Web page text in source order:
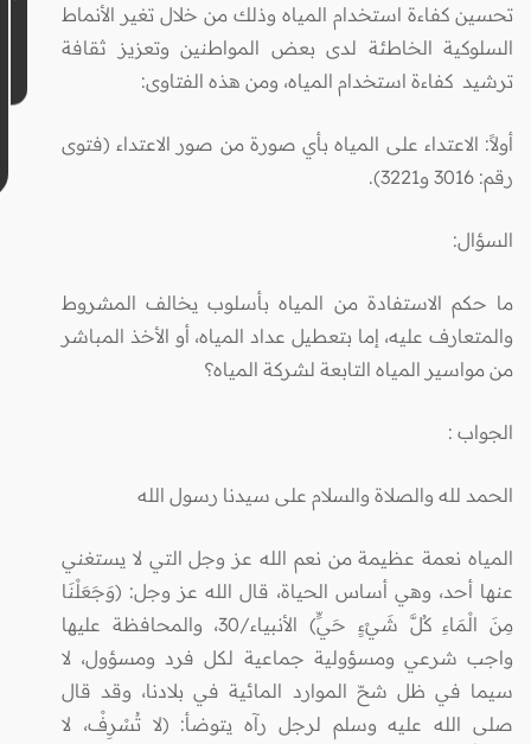
تحسين كفاءة استخدام المياه وذلك من خلال تغير الأنماط
السلوكية الخاطئة لدى بعض المواطنين وتعزيز ثقافة
ترشيد كفاءة استخدام المياه، ومن هذه الفتاوى:
أولاً: الاعتداء على المياه بأي صورة من صور الاعتداء (فتوى
رقم: 3016 و3221).
السؤال:
ما حكم الاستفادة من المياه بأسلوب يخالف المشروط
والمتعارف عليه، إما بتعطيل عداد المياه، أو الأخذ المباشر
من مواسير المياه التابعة لشركة المياه؟
الجواب :
الحمد لله والصلاة والسلام على سيدنا رسول الله
المياه نعمة عظيمة من نعم الله عز وجل التي لا يستغني
عنها أحد، وهي أساس الحياة، قال الله عز وجل: (وَجَعَلْنَا
مِنَ الْمَاءِ كُلَّ شَيْءٍ حَيٍّ) الأنبياء/30، والمحافظة عليها
واجب شرعي ومسؤولية جماعية لكل فرد ومسؤول، لا
سيما في ظل شحّ الموارد المائية في بلادنا، وقد قال
صلى الله عليه وسلم لرجل رآه يتوضأ: (لا تُسْرِفْ، لا